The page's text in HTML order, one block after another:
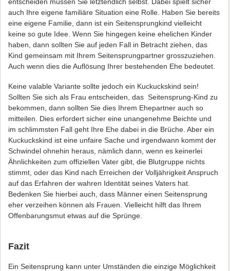
auch Ihre eigene familiäre Situation eine Rolle. Haben Sie bereits
eine eigene Familie, dann ist ein Seitensprungkind vielleicht
keine so gute Idee. Wenn Sie hingegen keine ehelichen Kinder
haben, dann sollten Sie auf jeden Fall in Betracht ziehen, das
Kind gemeinsam mit Ihrem Seitensprungpartner grosszuziehen.
Auch wenn dies die Auflösung Ihrer bestehenden Ehe bedeutet.
Keine valable Variante sollte jedoch ein Kuckuckskind sein!
Sollten Sie sich als Frau entscheiden, das Seitensprung-Kind zu
bekommen, dann sollten Sie dies Ihrem Ehepartner auch so
mitteilen. Dies erfordert sicher eine unangenehme Beichte und
im schlimmsten Fall geht Ihre Ehe dabei in die Brüche. Aber ein
Kuckuckskind ist eine unfaire Sache und irgendwann kommt der
Schwindel ohnehin heraus, nämlich dann, wenn es keinerlei
Ähnlichkeiten zum offiziellen Vater gibt, die Blutgruppe nichts
stimmt, oder das Kind nach Erreichen der Volljährigkeit Anspruch
auf das Erfahren der wahren Identität seines Vaters hat.
Bedenken Sie hierbei auch, dass Männer einen Seitensprung
eher verzeihen können als Frauen. Vielleicht hilft das Ihrem
Offenbarungsmut etwas auf die Sprünge.
Fazit
Ein Seitensprung kann unter Umständen die einzige Möglichkeit